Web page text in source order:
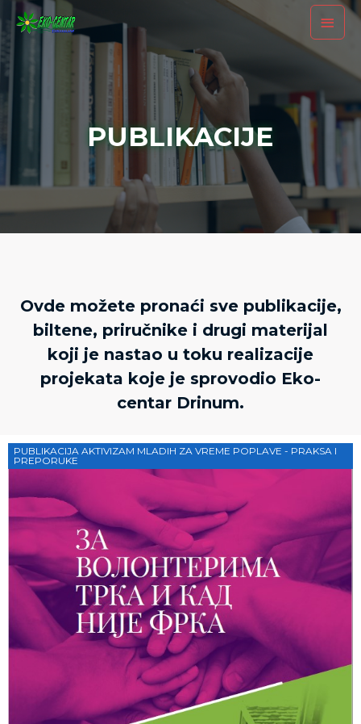
PUBLIKACIJE
Ovde možete pronaći sve publikacije,
biltene, priručnike i drugi materijal
koji je nastao u toku realizacije
projekata koje je sprovodio Eko-
centar Drinum.
PUBLIKACIJA AKTIVIZAM MLADIH ZA VREME POPLAVE - PRAKSA I
PREPORUKE